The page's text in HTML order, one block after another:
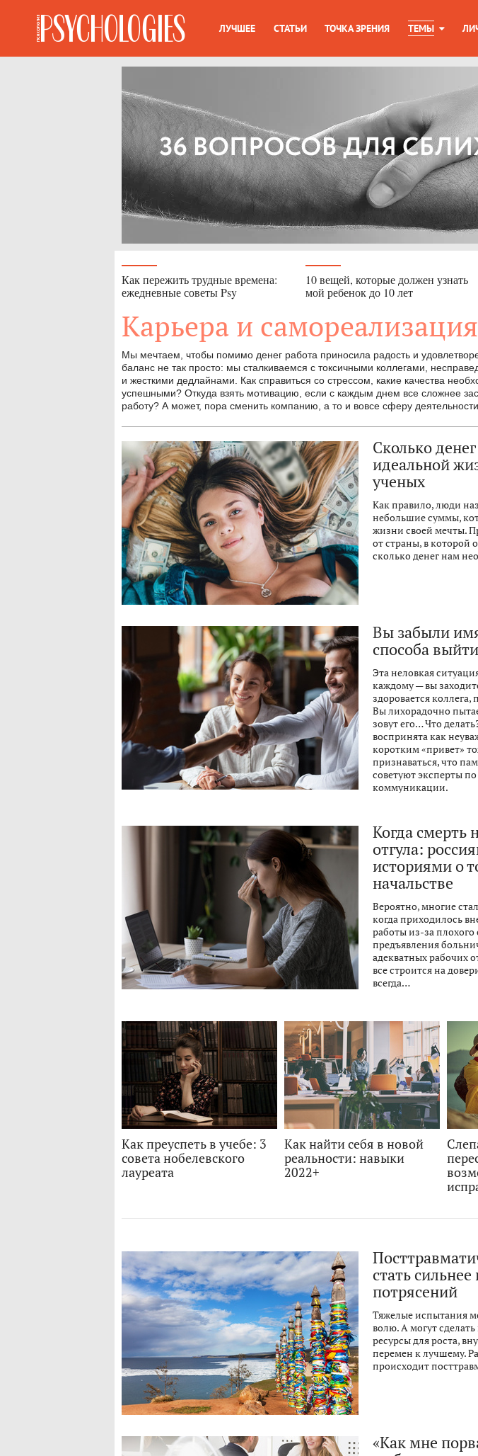
ЛУЧШЕЕ СТАТЬИ ТОЧКА ЗРЕНИЯ ТЕМЫ
Как пережить трудные времена:
ежедневные советы Psy
10 вещей, которые должен узнать
мой ребенок до 10 лет
Карьера и самореализация
Мы мечтаем, чтобы помимо денег работа приносила радость и
баланс не так просто: мы сталкиваемся с токсичными коллегами,
и жесткими дедлайнами. Как справиться со стрессом, какие качества
успешными? Откуда взять мотивацию, если с каждым днем все сложнее
работу? А может, пора сменить компанию, а то и вовсе сферу
Сколько
идеальной
ученых
Как правило, люди
небольшие суммы,
жизни своей мечты.
от страны, в которой
сколько денег нам
Вы забыли
способа
Эта неловкая
каждому — вы
здоровается
Вы лихорадочно
зовут его… Что
воспринята как
коротким «привет»
признаваться, что
советуют эксперты
коммуникации.
Когда смерть
отгула:
историями о
начальстве
Вероятно, многие
когда приходилось
работы из-за плохого
предъявления
адекватных рабочих
все строится на
всегда…
Как преуспеть в учебе: 3
совета нобелевского
лауреата
Как найти себя в новой
реальности: навыки
2022+
стать
потрясений
Тяжелые испытания
волю. А могут
ресурсы для роста,
перемен к лучшему.
происходит
«Как мне